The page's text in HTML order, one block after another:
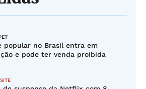
popular no Brasil entra em
e pode ter venda proibida